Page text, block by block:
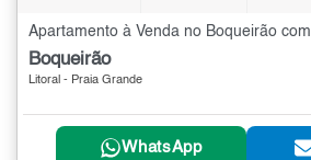
Apartamento à Venda no Boqueirão
Boqueirão
Litoral - Praia Grande
WhatsApp